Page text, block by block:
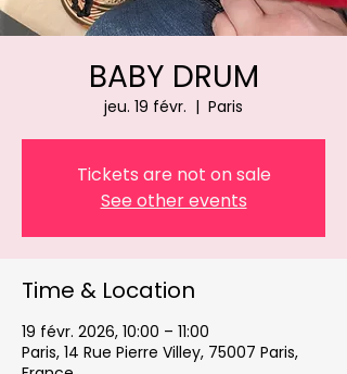
BABY DRUM
jeu. 19 févr.
  |
Paris
Tickets are not on sale
See other events
Time & Location
19 févr. 2026, 10:00 – 11:00
Paris, 14 Rue Pierre Villey, 75007 Paris,